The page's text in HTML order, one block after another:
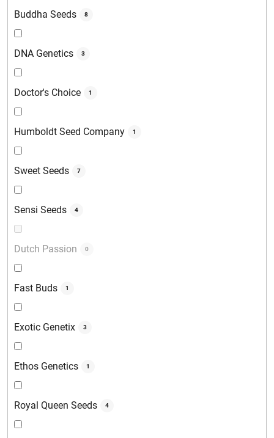
Buddha Seeds 8
DNA Genetics 3
Doctor's Choice 1
Humboldt Seed Company 1
Sweet Seeds 7
Sensi Seeds 4
Dutch Passion 0
Fast Buds 1
Exotic Genetix 3
Ethos Genetics 1
Royal Queen Seeds 4